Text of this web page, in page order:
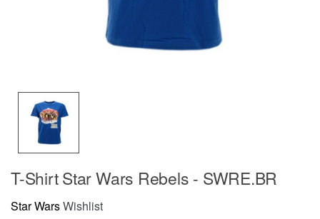
T-Shirt Star Wars Rebels - SWRE.BR
Star WarsWishlist